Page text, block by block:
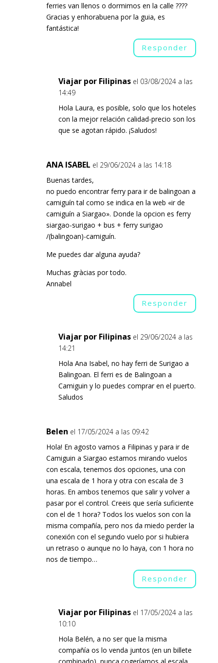
ferries van llenos o dormimos en la calle ????
Gracias y enhorabuena por la guia, es
fantástica!
Responder
Viajar por Filipinas el 03/08/2024 a las
14:49
Hola Laura, es posible, solo que los hoteles
con la mejor relación calidad-precio son los
que se agotan rápido. ¡Saludos!
ANA ISABEL el 29/06/2024 a las 14:18
Buenas tardes,
no puedo encontrar ferry para ir de balingoan a
camiguín tal como se indica en la web «ir de
camiguín a Siargao». Donde la opcion es ferry
siargao-surigao + bus + ferry surigao
/(balingoan)-camiguín.
Me puedes dar alguna ayuda?
Muchas gràcias por todo.
Annabel
Responder
Viajar por Filipinas el 29/06/2024 a las
14:21
Hola Ana Isabel, no hay ferri de Surigao a
Balingoan. El ferri es de Balingoan a
Camiguin y lo puedes comprar en el puerto.
Saludos
Belen el 17/05/2024 a las 09:42
Hola! En agosto vamos a Filipinas y para ir de
Camiguin a Siargao estamos mirando vuelos
con escala, tenemos dos opciones, una con
una escala de 1 hora y otra con escala de 3
horas. En ambos tenemos que salir y volver a
pasar por el control. Creeis que sería suficiente
con el de 1 hora? Todos los vuelos son con la
misma compañía, pero nos da miedo perder la
conexión con el segundo vuelo por si hubiera
un retraso o aunque no lo haya, con 1 hora no
nos de tiempo…
Responder
Viajar por Filipinas el 17/05/2024 a las
10:10
Hola Belén, a no ser que la misma
compañía os lo venda juntos (en un billete
combinado), nunca cogeríamos al escala